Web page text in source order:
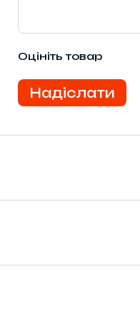
Оцініть товар
Надіслати